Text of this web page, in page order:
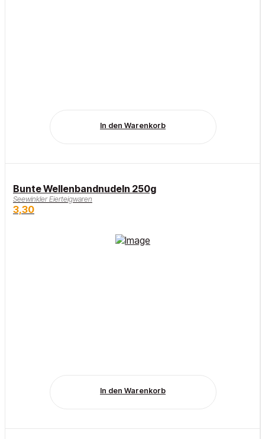
In den Warenkorb
Bunte Wellenbandnudeln 250g
Seewinkler Eierteigwaren
3,30
In den Warenkorb